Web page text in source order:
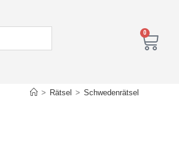
0
> Rätsel > Schwedenrätsel